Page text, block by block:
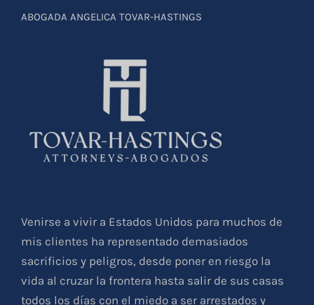
ABOGADA ANGELICA TOVAR-HASTINGS
Venirse a vivir a Estados Unidos para muchos de
mis clientes ha representado demasiados
sacrificios y peligros, desde poner en riesgo la
vida al cruzar la frontera hasta salir de sus casas
todos los días con el miedo a ser arrestados y